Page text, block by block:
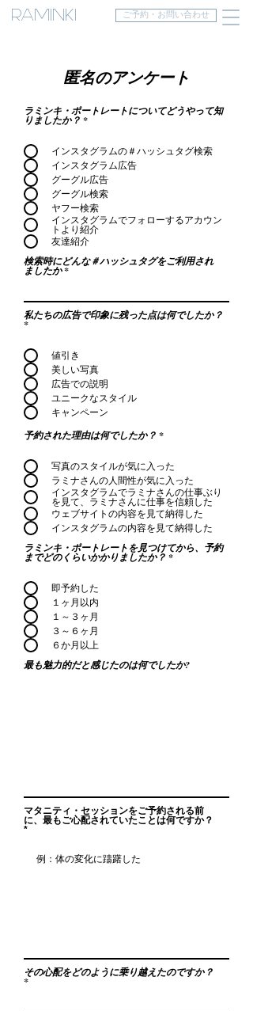
RAMINKI ご予約・お問い合わせ
匿名のアンケート
ラミンキ・ポートレートについてどうやって知
りましたか？ *
インスタグラムの＃ハッシュタグ検索
インスタグラム広告
グーグル広告
グーグル検索
ヤフー検索
インスタグラムでフォローするアカウン
トより紹介
友達紹介
検索時にどんな＃ハッシュタグをご利用され
ましたか
私たちの広告で印象に残った点は何でしたか？
*
値引き
美しい写真
広告での説明
ユニークなスタイル
キャンペーン
予約された理由は何でしたか？ *
写真のスタイルが気に入った
ラミナさんの人間性が気に入った
インスタグラムでラミナさんの仕事ぶり
を見て、ラミナさんに仕事を信頼した
ウェブサイトの内容を見て納得した
インスタグラムの内容を見て納得した
ラミンキ・ポートレートを見つけてから、予約
までどのくらいかかりましたか？ *
即予約した
１ヶ月以内
１～３ヶ月
３～６ヶ月
６か月以上
最も魅力的だと感じたのは何でしたか?
マタニティ・セッションをご予約される前
に、最もご心配されていたことは何ですか？
その心配をどのように乗り越えたのですか？